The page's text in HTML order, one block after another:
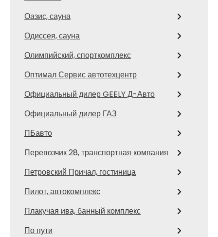
Оазис, сауна
Одиссея, сауна
Олимпийский, спорткомплекс
Оптимал Сервис автотехцентр
Официальный дилер GEELY Д-Авто
Официальный дилер ГАЗ
ПБавто
Перевозчик 28, транспортная компания
Петровский Причал, гостиница
Пилот, автокомплекс
Плакучая ива, банный комплекс
По пути